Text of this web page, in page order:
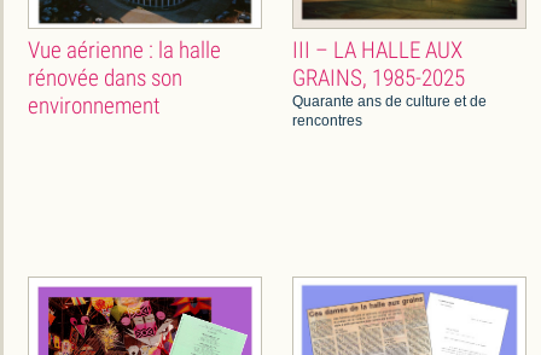
Vue aérienne : la halle
rénovée dans son
environnement
III – LA HALLE AUX
GRAINS, 1985-2025
Quarante ans de culture et de
rencontres